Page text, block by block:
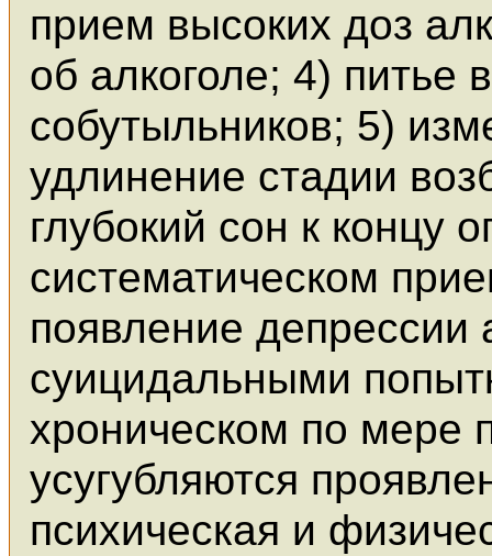
прием высоких доз
об алкоголе; 4) питье
собутыльников; 5)
удлинение стадии
глубокий сон к концу
систематическом
появление депрессии
суицидальными
хроническом по мере
усугубляются
психическая и